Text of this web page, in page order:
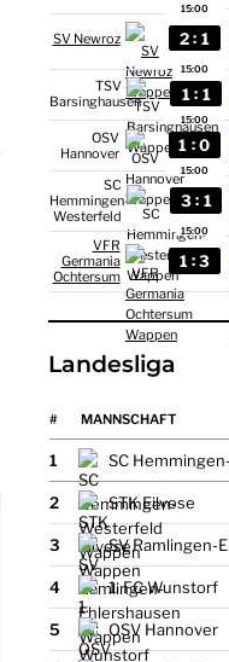
15:00
SV Newroz 2 : 1
15:00
TSV
Barsinghausen
1 : 1
15:00
OSV
Hannover
1 : 0
15:00
SC
Hemmingen-
Westerfeld
3 : 1
15:00
VFR
Germania
Ochtersum
1 : 3
Landesliga
# MANNSCHAFT
1
2 STK Eilvese
3
4 1. FC Wunstorf
5 OSV Hannover